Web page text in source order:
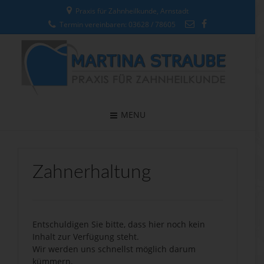
Praxis für Zahnheilkunde, Arnstadt
Termin vereinbaren: 03628 / 78605
MENU
Zahnerhaltung
Entschuldigen Sie bitte, dass hier noch kein
Inhalt zur Verfügung steht.
Wir werden uns schnellst möglich darum
kümmern.